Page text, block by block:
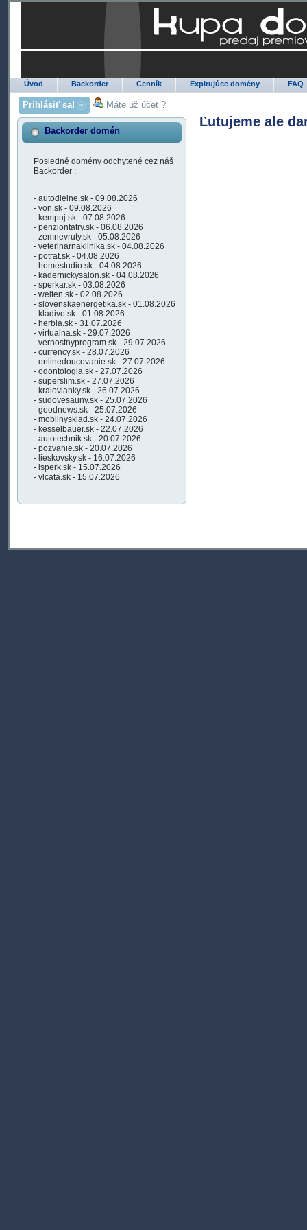
Úvod Backorder Cenník Expirujúce domény FAQ
Prihlásiť sa! Máte už účet ?
Backorder domén
Posledné domény odchytené cez náš
Backorder :
- autodielne.sk - 09.08.2026
- von.sk - 09.08.2026
- kempuj.sk - 07.08.2026
- penziontatry.sk - 06.08.2026
- zemnevruty.sk - 05.08.2026
- veterinarnaklinika.sk - 04.08.2026
- potrat.sk - 04.08.2026
- homestudio.sk - 04.08.2026
- kadernickysalon.sk - 04.08.2026
- sperkar.sk - 03.08.2026
- welten.sk - 02.08.2026
- slovenskaenergetika.sk - 01.08.2026
- kladivo.sk - 01.08.2026
- herbia.sk - 31.07.2026
- virtualna.sk - 29.07.2026
- vernostnyprogram.sk - 29.07.2026
- currency.sk - 28.07.2026
- onlinedoucovanie.sk - 27.07.2026
- odontologia.sk - 27.07.2026
- superslim.sk - 27.07.2026
- kralovianky.sk - 26.07.2026
- sudovesauny.sk - 25.07.2026
- goodnews.sk - 25.07.2026
- mobilnysklad.sk - 24.07.2026
- kesselbauer.sk - 22.07.2026
- autotechnik.sk - 20.07.2026
- pozvanie.sk - 20.07.2026
- lieskovsky.sk - 16.07.2026
- isperk.sk - 15.07.2026
- vlcata.sk - 15.07.2026
Ľutujeme ale